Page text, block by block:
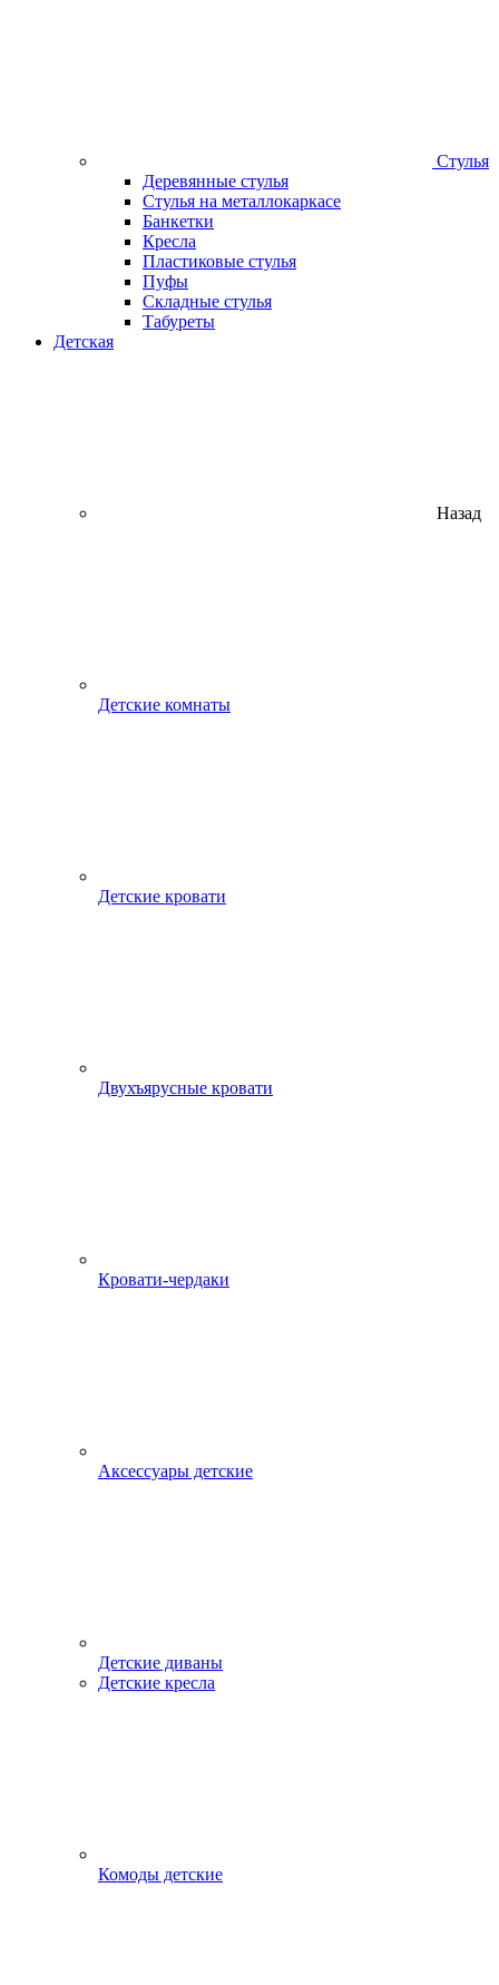
Стулья
Деревянные стулья
Стулья на металлокаркасе
Банкетки
Кресла
Пластиковые стулья
Пуфы
Складные стулья
Табуреты
Детская
Назад
Детские комнаты
Детские кровати
Двухъярусные кровати
Кровати-чердаки
Аксессуары детские
Детские диваны
Детские кресла
Комоды детские